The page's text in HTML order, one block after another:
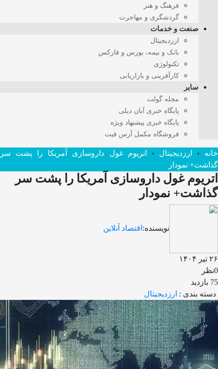
فرهنگ و هنر
گردشگری و مهاجرت
صنعت و خدمات
ارزدیجیتال
بانک و بیمه، بورس و فارکس
تکنولوژی
کارآفرینی و بازاریابی
سایر
مجله گولت
پایگاه خبری آبان دیلی
پایگاه خبری پیشنهاد ویژه
فروشگاه مکمل آرس فیت
خانه › ارزدیجیتال ›
اتریوم غول داروسازی آمریکا را پشت سر
گذاشت+ نمودار
اتریوم غول داروسازی آمریکا را پشت سر
گذاشت+ نمودار
نویسنده: اقتصاد آنلاین
۲۶ تیر ۱۴۰۴
0نظر
75 بازدید
دسته بندی : ارزدیجیتال